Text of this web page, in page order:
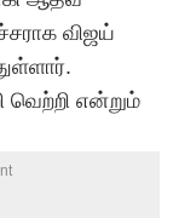
விஜய்
வெற்றி என்றும்